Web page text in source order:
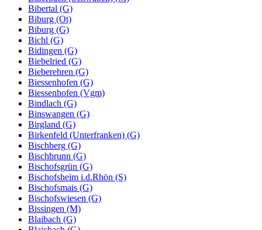
Bibertal (G)
Biburg (Ot)
Biburg (G)
Bichl (G)
Bidingen (G)
Biebelried (G)
Bieberehren (G)
Biessenhofen (G)
Biessenhofen (Vgm)
Bindlach (G)
Binswangen (G)
Birgland (G)
Birkenfeld (Unterfranken) (G)
Bischberg (G)
Bischbrunn (G)
Bischofsgrün (G)
Bischofsheim i.d.Rhön (S)
Bischofsmais (G)
Bischofswiesen (G)
Bissingen (M)
Blaibach (G)